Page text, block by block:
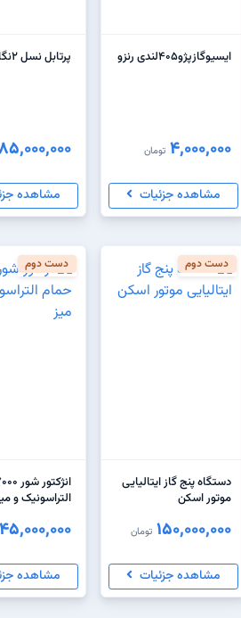
ایسیوگازپژو۴۰۵لندی رنزو
4,000,000 تومان
مشاهده جزئیات
پرتابل نسل ۲نگارخودرو
مشاهده
دست دوم
دستگاه پنج گاز ایتالیایی
موتور اسکن
150,000,000 تومان
مشاهده جزئیات
دست دوم
التراسونیک و
45,000,000
مشاهده